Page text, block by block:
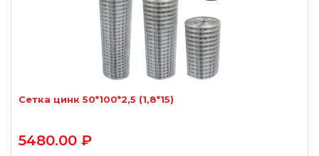
Сетка цинк 50*100*2,5 (1,8*15)
5480.00 ₽